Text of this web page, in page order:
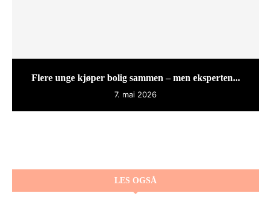
Flere unge kjøper bolig sammen – men eksperten...
7. mai 2026
LES OGSÅ